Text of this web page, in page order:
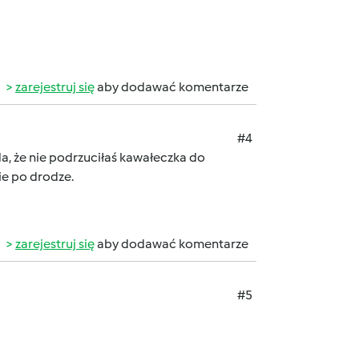
zarejestruj sięaby dodawać komentarze
#4
że nie podrzuciłaś kawałeczka do
po drodze.
zarejestruj sięaby dodawać komentarze
#5